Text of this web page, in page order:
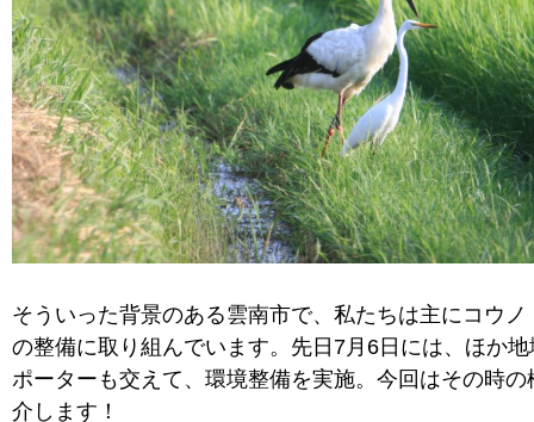
そういった背景のある雲南市で、私たちは主にコウノ
の整備に取り組んでいます。先日7月6日には、ほか
ポーターも交えて、環境整備を実施。今回はその時の
介します！